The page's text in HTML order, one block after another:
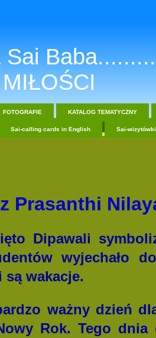
Sai
FOTOGRAFIE KATALOG TEMATYCZNY
Sai-calling cards in English Sai-wizytówki
Prasanthi
Dipawali
wyjechało
wakacje.
ważny dzień
Rok. Tego dnia